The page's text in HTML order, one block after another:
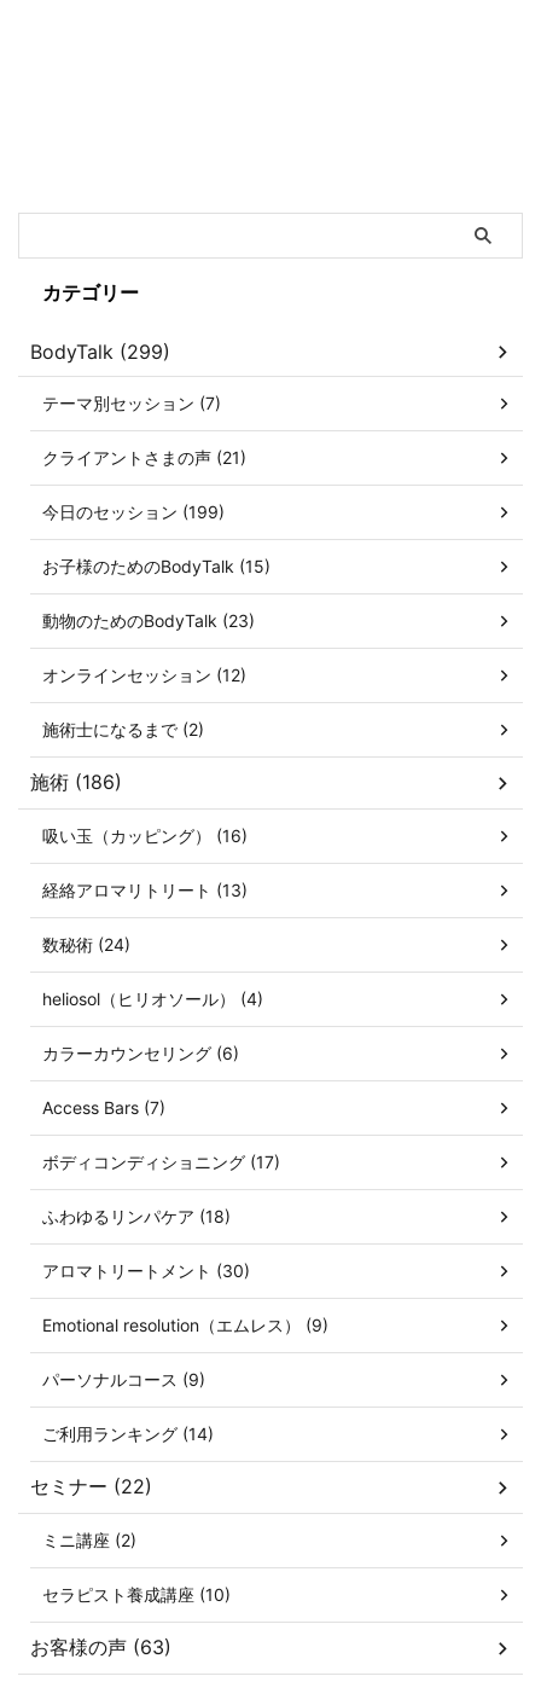
カテゴリー
BodyTalk (299)
テーマ別セッション (7)
クライアントさまの声 (21)
今日のセッション (199)
お子様のためのBodyTalk (15)
動物のためのBodyTalk (23)
オンラインセッション (12)
施術士になるまで (2)
施術 (186)
吸い玉（カッピング） (16)
経絡アロマリトリート (13)
数秘術 (24)
heliosol（ヒリオソール） (4)
カラーカウンセリング (6)
Access Bars (7)
ボディコンディショニング (17)
ふわゆるリンパケア (18)
アロマトリートメント (30)
Emotional resolution（エムレス） (9)
パーソナルコース (9)
ご利用ランキング (14)
セミナー (22)
ミニ講座 (2)
セラピスト養成講座 (10)
お客様の声 (63)